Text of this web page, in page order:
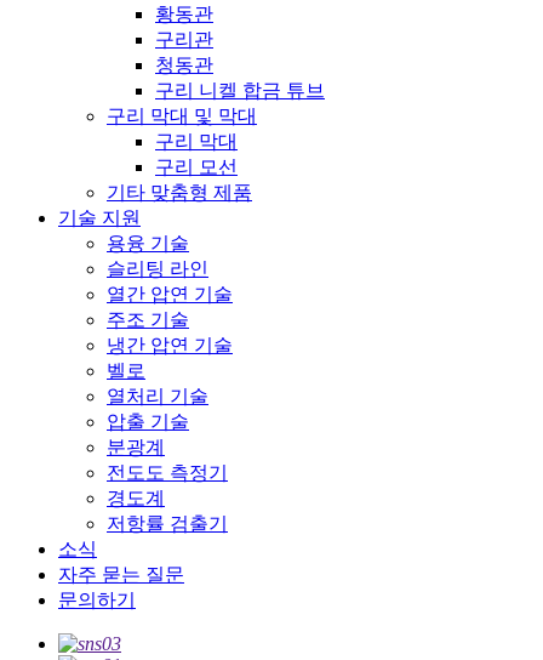
황동관
구리관
청동관
구리 니켈 합금 튜브
구리 막대 및 막대
구리 막대
구리 모선
기타 맞춤형 제품
기술 지원
용융 기술
슬리팅 라인
열간 압연 기술
주조 기술
냉간 압연 기술
벨로
열처리 기술
압출 기술
분광계
전도도 측정기
경도계
저항률 검출기
소식
자주 묻는 질문
문의하기